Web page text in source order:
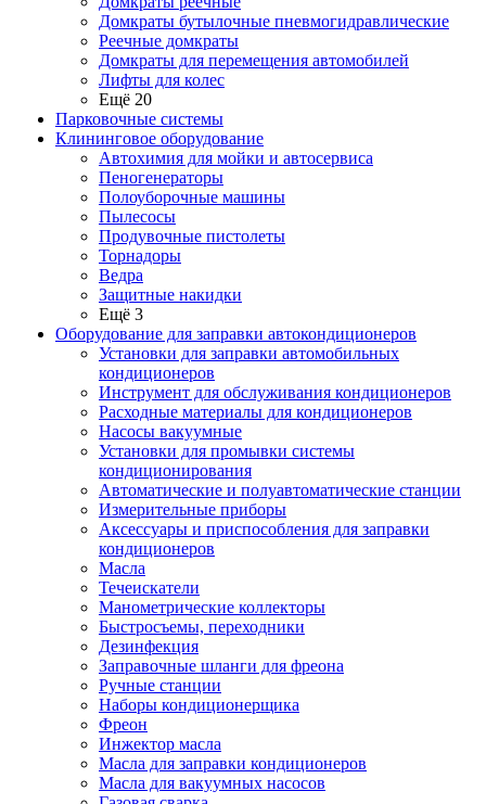
Домкраты бутылочные пневмогидравлические
Реечные домкраты
Домкраты для перемещения автомобилей
Лифты для колес
Ещё 20
Парковочные системы
Клининговое оборудование
Автохимия для мойки и автосервиса
Пеногенераторы
Полоуборочные машины
Пылесосы
Продувочные пистолеты
Торнадоры
Ведра
Защитные накидки
Ещё 3
Оборудование для заправки автокондиционеров
Установки для заправки автомобильных
кондиционеров
Инструмент для обслуживания кондиционеров
Расходные материалы для кондиционеров
Насосы вакуумные
Установки для промывки системы
кондиционирования
Автоматические и полуавтоматические станции
Измерительные приборы
Аксессуары и приспособления для заправки
кондиционеров
Масла
Течеискатели
Манометрические коллекторы
Быстросъемы, переходники
Дезинфекция
Заправочные шланги для фреона
Ручные станции
Наборы кондиционерщика
Фреон
Инжектор масла
Масла для заправки кондиционеров
Масла для вакуумных насосов